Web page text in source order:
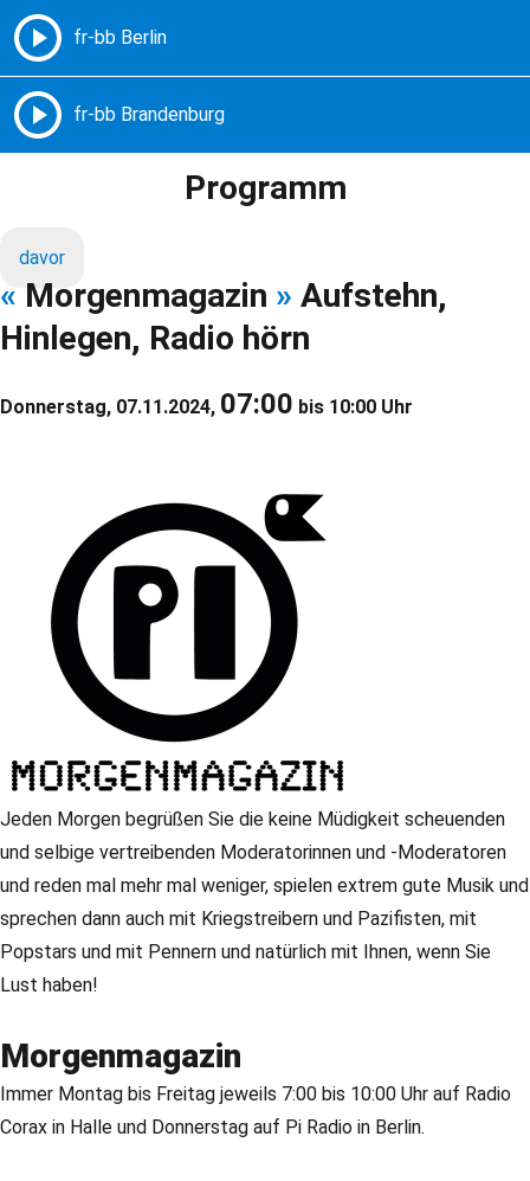
Freie Radios – Berlin Brandenburg
Programm
davor
« Morgenmagazin » Aufstehn,
Hinlegen, Radio hörn
Donnerstag, 07.11.2024, 07:00 bis 10:00 Uhr
Jeden Morgen begrüßen Sie die keine Müdigkeit scheuenden
und selbige vertreibenden Moderatorinnen und -Moderatoren
und reden mal mehr mal weniger, spielen extrem gute Musik und
sprechen dann auch mit Kriegstreibern und Pazifisten, mit
Popstars und mit Pennern und natürlich mit Ihnen, wenn Sie
Lust haben!
Morgenmagazin
Immer Montag bis Freitag jeweils 7:00 bis 10:00 Uhr auf Radio
Corax in Halle und Donnerstag auf Pi Radio in Berlin.